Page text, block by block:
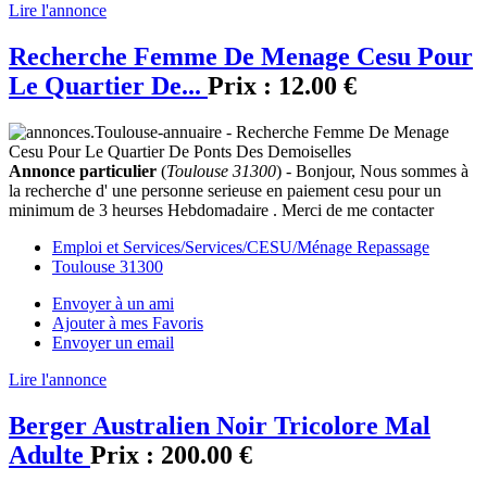
Lire l'annonce
Recherche Femme De Menage Cesu Pour
Le Quartier De... Prix : 12.00 €
Annonce particulier (Toulouse 31300) - Bonjour, Nous sommes à
la recherche d' une personne serieuse en paiement cesu pour un
minimum de 3 heurses Hebdomadaire . Merci de me contacter
Emploi et Services/Services/CESU/Ménage Repassage
Toulouse 31300
Envoyer à un ami
Ajouter à mes Favoris
Envoyer un email
Lire l'annonce
Berger Australien Noir Tricolore Mal
Adulte Prix : 200.00 €